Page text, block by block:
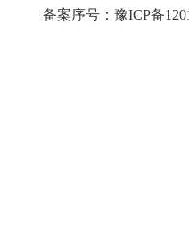
备案序号：豫ICP备